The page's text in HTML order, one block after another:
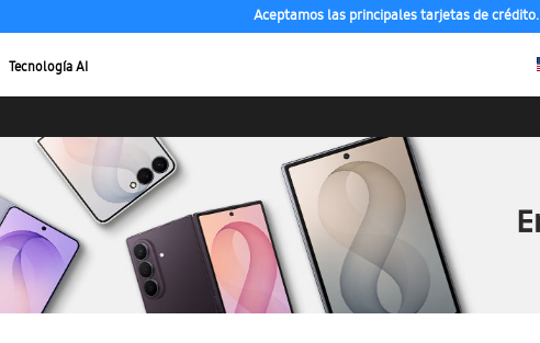
Aceptamos las principales tarjetas de crédito.
Tecnología AI